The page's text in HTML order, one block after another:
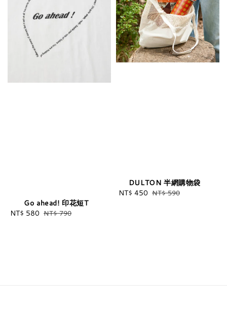
Go ahead! 印花短T
Sale
NT$ 580 Regular
NT$ 790
DULTON 半網購物袋
Sale
NT$ 450 Regular
NT$ 590